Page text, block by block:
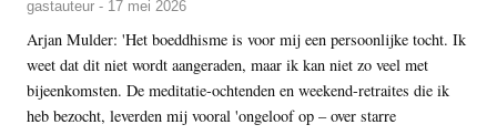
gastauteur - 17 mei 2026
Arjan Mulder: 'Het boeddhisme is voor mij een persoonlijke tocht. Ik
weet dat dit niet wordt aangeraden, maar ik kan niet zo veel met
bijeenkomsten. De meditatie-ochtenden en weekend-retraites die ik
heb bezocht, leverden mij vooral 'ongeloof op – over starre